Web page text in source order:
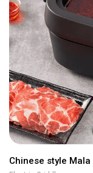
Chinese style